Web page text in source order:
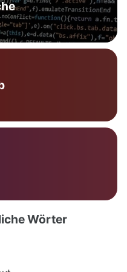
Wörter